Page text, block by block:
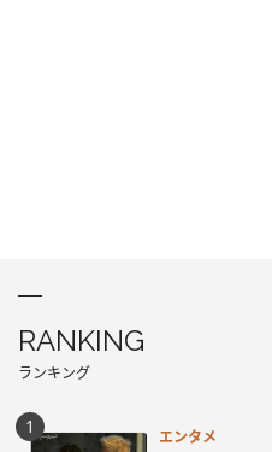
RANKING
ランキング
エンタメ